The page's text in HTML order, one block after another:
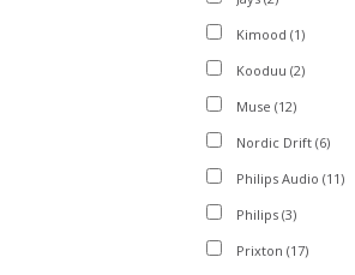
Kimood (1)
Kooduu (2)
Muse (12)
Nordic Drift (6)
Philips Audio (11)
Philips (3)
Prixton (17)